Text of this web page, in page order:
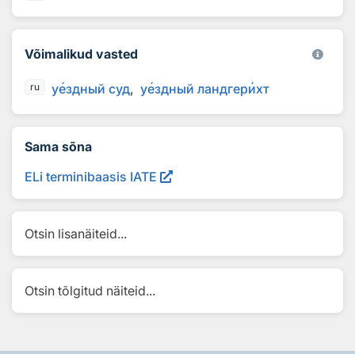
Võimalikud vasted
ru уездный суд уездный ландгерихт
Sama sõna
ELi terminibaasis IATE
Otsin lisanäiteid...
Otsin tõlgitud näiteid...